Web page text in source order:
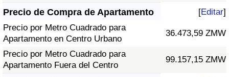
Precio de Compra de Apartamento [Editar]
Precio por Metro Cuadrado para
Apartamento en Centro Urbano
36.473,59 ZMW
Precio por Metro Cuadrado para
Apartamento Fuera del Centro
99.157,15 ZMW